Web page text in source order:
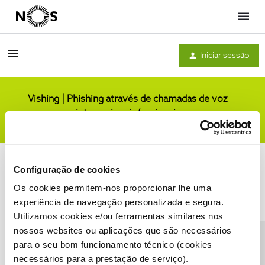
Configuração de cookies
Os cookies permitem-nos proporcionar lhe uma
experiência de navegação personalizada e segura.
Utilizamos cookies e/ou ferramentas similares nos
nossos websites ou aplicações que são necessários
para o seu bom funcionamento técnico (cookies
necessários para a prestação de serviço).
Menu
Iniciar sessão
Vishing | Phishing através de chamadas de voz
internacionais/nacionais
Condições do Fórum NOS Accessibility statement